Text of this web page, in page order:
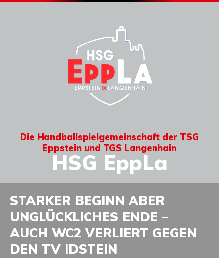
Die Handballspielgemeinschaft der TSG
Eppstein und TGS Langenhain
HSG EppLa
STARKER BEGINN ABER
UNGLÜCKLICHES ENDE –
AUCH WC2 VERLIERT GEGEN
DEN TV IDSTEIN